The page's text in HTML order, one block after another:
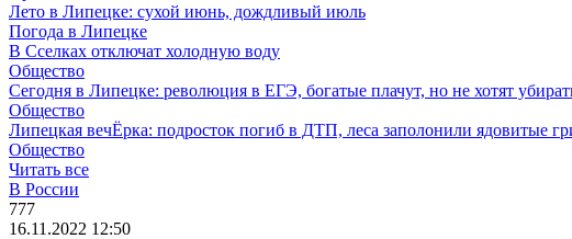
Лето в Липецке: сухой июнь, дождливый июль
Погода в Липецке
В Сселках отключат холодную воду
Общество
Сегодня в Липецке: революция в ЕГЭ, богатые плачут, но не хотят
Общество
Липецкая вечЁрка: подросток погиб в ДТП, леса заполонили ядовитые
Общество
Читать все
В России
777
16.11.2022 12:50